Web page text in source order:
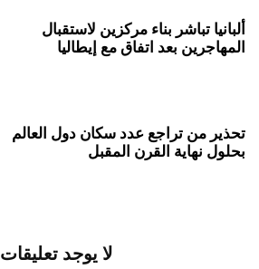
ألبانيا تباشر بناء مركزين لاستقبال
المهاجرين بعد اتفاق مع إيطاليا
تحذير من تراجع عدد سكان دول العالم
بحلول نهاية القرن المقبل
لا يوجد تعليقات